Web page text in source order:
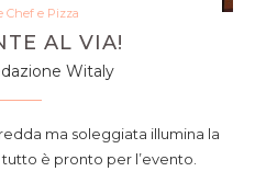
Chef e Pizza
AL VIA!
Witaly
ma soleggiata illumina la
è pronto per l’evento.